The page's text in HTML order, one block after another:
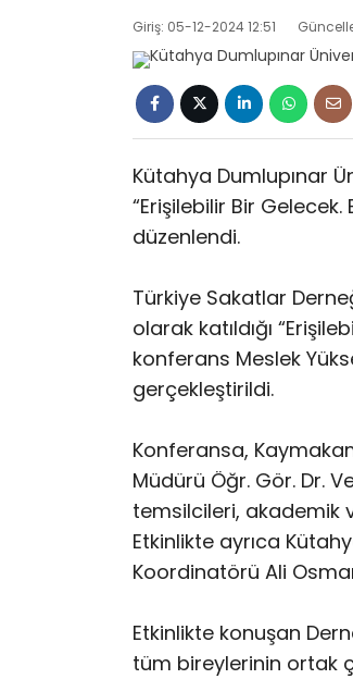
Giriş: 05-12-2024 12:51
Kütahya Dumlupınar
“Erişilebilir Bir
düzenlendi.
Türkiye Sakatlar
olarak katıldığı
konferans Meslek
gerçekleştirildi.
Konferansa,
Müdürü Öğr. Gör. Dr.
temsilcileri, akademik
Etkinlikte ayrıca
Koordinatörü Ali
Etkinlikte konuşan
tüm bireylerinin ortak